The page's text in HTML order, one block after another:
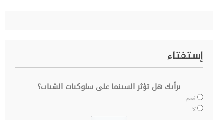
إستفتاء
برأيك هل تؤثر السينما على سلوكيات الشباب؟
نعم
لا